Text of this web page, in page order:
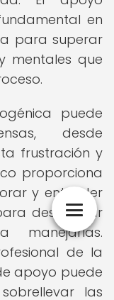
en
para superar
mentales que
puede
desde
frustración y
proporciona
y entender
desarrollar
manejarlas.
de la
apoyo puede
las